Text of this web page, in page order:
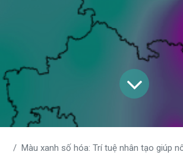
Màu xanh số hóa: Trí tuệ nhân tạo giúp